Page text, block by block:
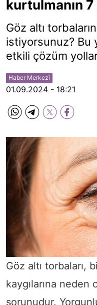
kurtulmanın
Göz altı
istiyorsunuz? Bu
etkili çözüm
Haber Merkezi
01.09.2024 - 18:21
Göz altı torbaları,
kaygılarına neden
sorunudur.